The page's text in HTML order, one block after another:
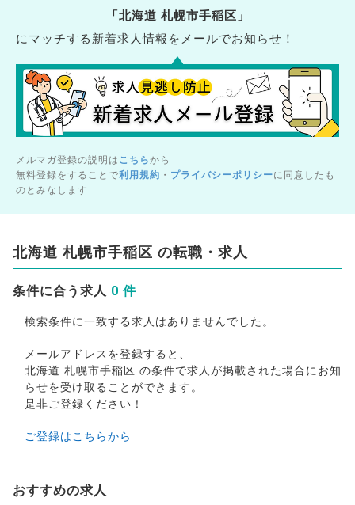
「北海道 札幌市手稲区」
にマッチする新着求人情報をメールでお知らせ！
メルマガ登録の説明は こちらから
無料登録をすることで利用規約 ・ プライバシーポリシーに同意したも
のとみなします
北海道 札幌市手稲区 の転職・求人
条件に合う求人 0 件
検索条件に一致する求人はありませんでした。
メールアドレスを登録すると、
北海道 札幌市手稲区 の条件で求人が掲載された場合にお知
らせを受け取ることができます。
是非ご登録ください！
ご登録はこちらから
おすすめの求人